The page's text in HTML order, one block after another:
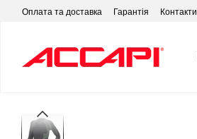
Перейти до основного контенту
Оплата та доставка Гарантія Контакти